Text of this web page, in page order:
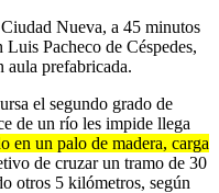
Nueva, a 45 minutos
Pacheco de Céspedes,
aula prefabricada.
el segundo grado de
de un río les impide llega
en un palo de madera, carga
de cruzar un tramo de 30
otros 5 kilómetros, según